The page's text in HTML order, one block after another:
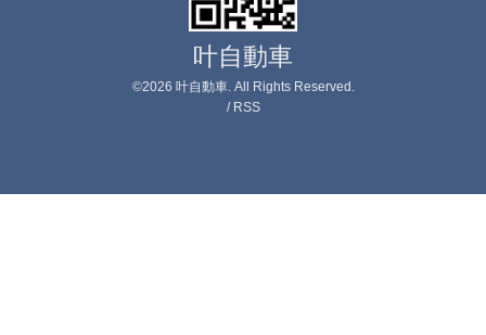
叶自動車
©2026 叶自動車. All Rights Reserved.
/ RSS